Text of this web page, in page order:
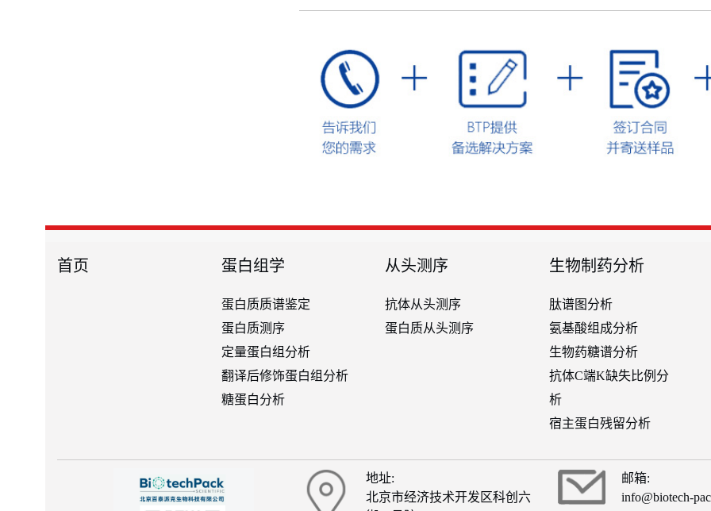
首页 蛋白组学
蛋白质质谱鉴定
蛋白质测序
定量蛋白组分析
翻译后修饰蛋白组分析
糖蛋白分析
从头测序
抗体从头测序
蛋白质从头测序
生物制药分析
肽谱图分析
氨基酸组成分析
生物药糖谱分析
抗体C端K缺失比例分
析
宿主蛋白残留分析
地址:
北京市经济技术开发区科创六
邮箱:
info@biotech-